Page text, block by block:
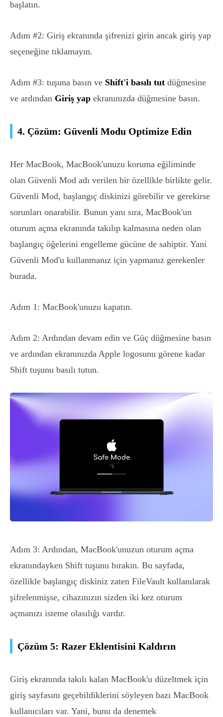
başlatın.
Adım #2: Giriş ekranında şifrenizi girin ancak giriş yap
seçeneğine tıklamayın.
Adım #3: tuşuna basın ve Shift'i basılı tut düğmesine
ve ardından Giriş yap ekranınızda düğmesine basın.
4. Çözüm: Güvenli Modu Optimize Edin
Her MacBook, MacBook'unuzu koruma eğiliminde
olan Güvenli Mod adı verilen bir özellikle birlikte gelir.
Güvenli Mod, başlangıç ​​diskinizi görebilir ve gerekirse
sorunları onarabilir. Bunun yanı sıra, MacBook'un
oturum açma ekranında takılıp kalmasına neden olan
başlangıç ​​öğelerini engelleme gücüne de sahiptir. Yani
Güvenli Mod'u kullanmanız için yapmanız gerekenler
burada.
Adım 1: MacBook'unuzu kapatın.
Adım 2: Ardından devam edin ve Güç düğmesine basın
ve ardından ekranınızda Apple logosunu görene kadar
Shift tuşunu basılı tutun.
Adım 3: Ardından, MacBook'unuzun oturum açma
ekranındayken Shift tuşunu bırakın. Bu sayfada,
özellikle başlangıç ​​diskiniz zaten FileVault kullanılarak
şifrelenmişse, cihazınızın sizden iki kez oturum
açmanızı isteme olasılığı vardır.
Çözüm 5: Razer Eklentisini Kaldırın
Giriş ekranında takılı kalan MacBook'u düzeltmek için
giriş sayfasını geçebildiklerini söyleyen bazı MacBook
kullanıcıları var. Yani, bunu da denemek